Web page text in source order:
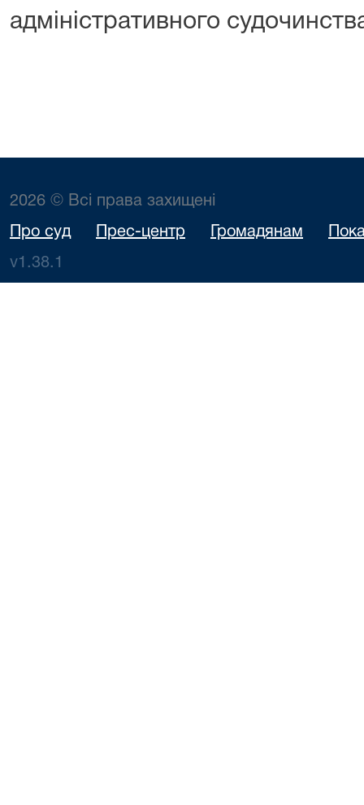
адміністративного
2026 © Всі права захищені
Про суд Прес-центр Громадянам
v1.38.1